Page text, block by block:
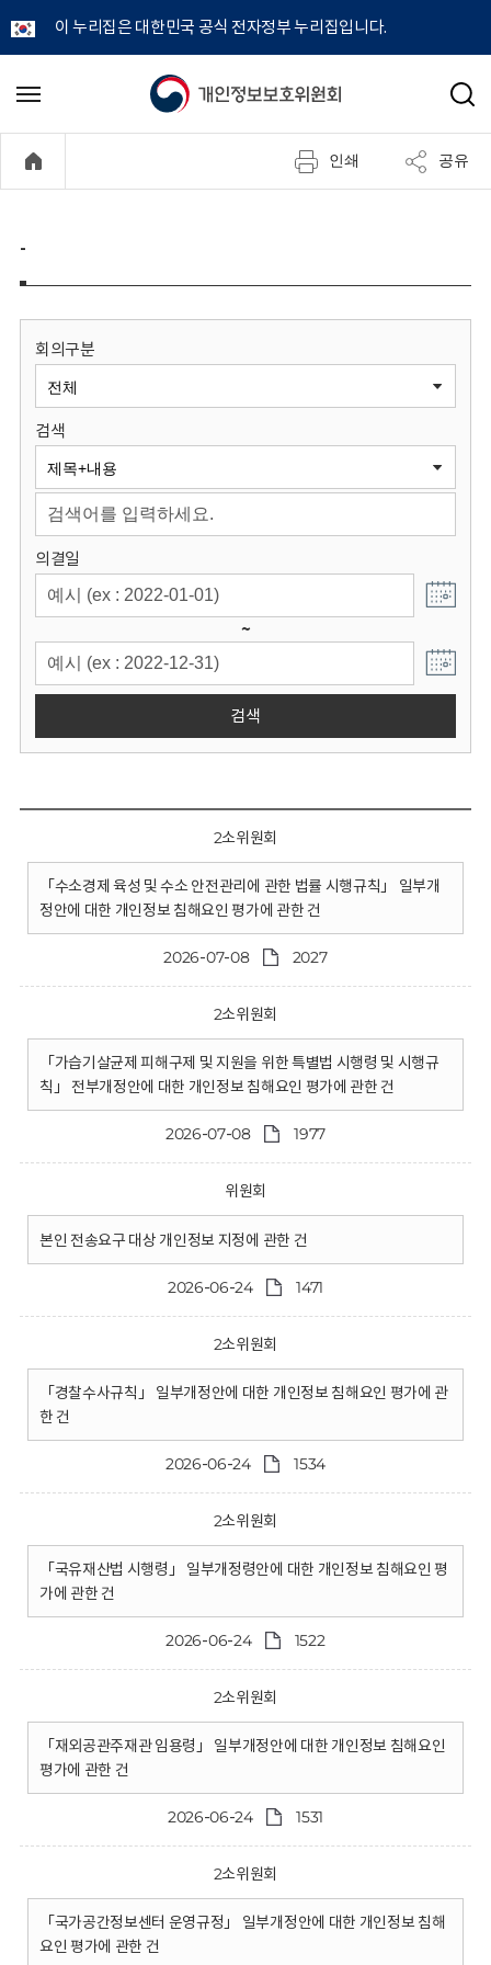
이 누리집은 대한민국 공식 전자정부 누리집입니다.
개
정
보
원
회
메
기
검
인쇄 공유
-
회의구분
검색
의결일
~
검색
2소위원회
「수소경제 육성 및 수소 안전관리에 관한 법률 시행규칙」 일부개
정안에 대한 개인정보 침해요인 평가에 관한 건
2026-07-08 2027
2소위원회
「가습기살균제 피해구제 및 지원을 위한 특별법 시행령 및 시행규
칙」 전부개정안에 대한 개인정보 침해요인 평가에 관한 건
2026-07-08 1977
위원회
본인 전송요구 대상 개인정보 지정에 관한 건
2026-06-24 1471
2소위원회
「경찰수사규칙」 일부개정안에 대한 개인정보 침해요인 평가에 관
한 건
2026-06-24 1534
2소위원회
「국유재산법 시행령」 일부개정령안에 대한 개인정보 침해요인 평
가에 관한 건
2026-06-24 1522
2소위원회
「재외공관주재관 임용령」 일부개정안에 대한 개인정보 침해요인
평가에 관한 건
2026-06-24 1531
2소위원회
「국가공간정보센터 운영규정」 일부개정안에 대한 개인정보 침해
요인 평가에 관한 건